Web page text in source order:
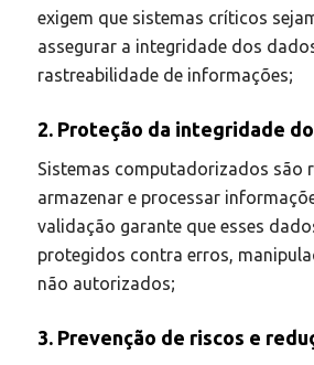
exigem que sistemas críticos
assegurar a integridade dos
rastreabilidade de informações;
2. Proteção da integridade
Sistemas computadorizados são
armazenar e processar
validação garante que esses
protegidos contra erros,
não autorizados;
3. Prevenção de riscos e